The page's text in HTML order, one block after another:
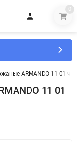
0
ARMANDO 11 01
11 01